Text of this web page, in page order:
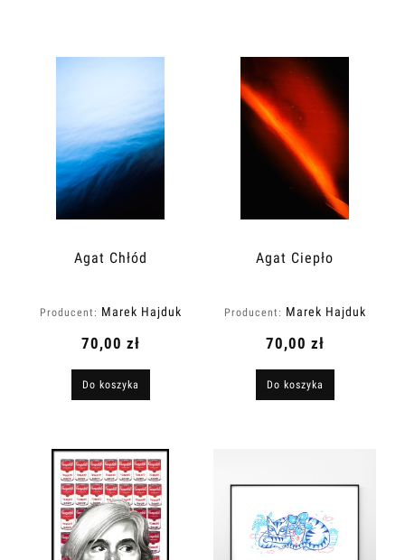
Agat Chłód
Producent: Marek Hajduk
70,00 zł
Do koszyka
Agat Ciepło
Producent: Marek Hajduk
70,00 zł
Do koszyka